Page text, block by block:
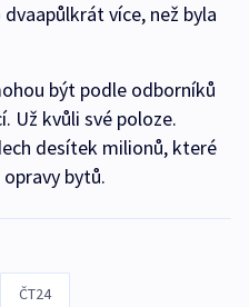
více, než byla
být podle odborníků
Už kvůli své poloze.
desítek milionů, které
bytů.
ČT24